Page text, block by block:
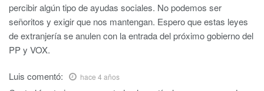
percibir algún tipo de ayudas sociales. No podemos ser
señoritos y exigir que nos mantengan. Espero que estas leyes
de extranjería se anulen con la entrada del próximo gobierno del
PP y VOX.
Luis comentó: hace 4 años